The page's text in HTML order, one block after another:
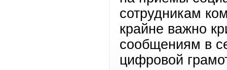
сотрудникам
крайне важно
сообщениям в
цифровой